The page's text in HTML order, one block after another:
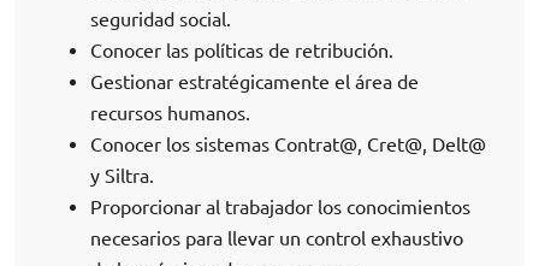
seguridad social.
Conocer las políticas de retribución.
Gestionar estratégicamente el área de
recursos humanos.
Conocer los sistemas Contrat@, Cret@, Delt@
y Siltra.
Proporcionar al trabajador los conocimientos
necesarios para llevar un control exhaustivo